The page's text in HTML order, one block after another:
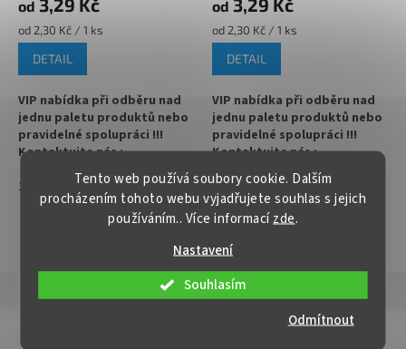
Tento web používá soubory cookie. Dalším
procházením tohoto webu vyjadřujete souhlas s jejich
používáním.. Více informacízde.
Nastavení
Odmítnout
Souhlasím
✅Paletu za výhodnější cenu
objednejte
od 3,29 Kč
Měrná
cena:
od 2,30 Kč / 1 ks
DETAIL
VIP nabídka při odběru nad
jednu paletu produktů nebo
pravidelné spolupráci !!!
Kontaktujte nás :
info@zavarovacisklo.cz
Víčko na sklenici s uzávěrem
typu Twist Off 82
✅ Šroubovací víčko pro snadné
otevření sklenice
1
od 3,29 Kč
Měrná
cena:
od 2,30 Kč / 1 ks
DETAIL
VIP nabídka při odběru nad
jednu paletu produktů nebo
pravidelné spolupráci !!!
Kontaktujte nás :
info@zavarovacisklo.cz
✅ Víčko na sklenici s uzávěrem
typu Twist Off 82
✅ Šroubovací víčko pro snadné
otevření sklenice
ZDE
1 700